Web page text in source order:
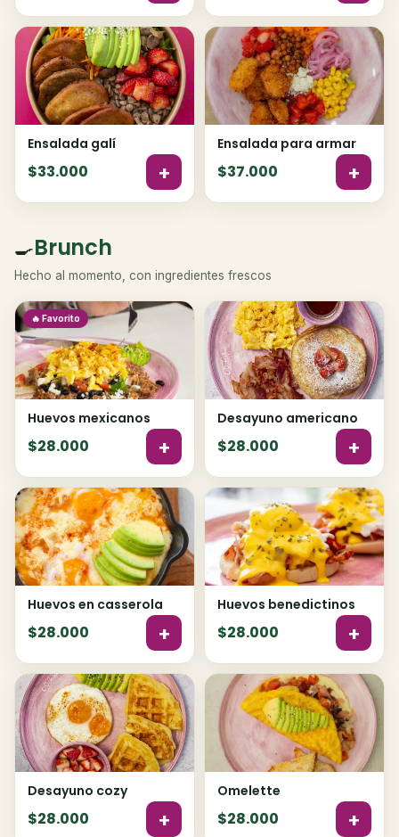
Ensalada galí
$33.000 +
Ensalada para armar
$37.000 +
🍳Brunch
Hecho al momento, con ingredientes frescos
🔥 Favorito
Huevos mexicanos
$28.000 +
Desayuno americano
$28.000 +
Huevos en casserola
$28.000 +
Huevos benedictinos
$28.000 +
Desayuno cozy
$28.000 +
Omelette
$28.000 +